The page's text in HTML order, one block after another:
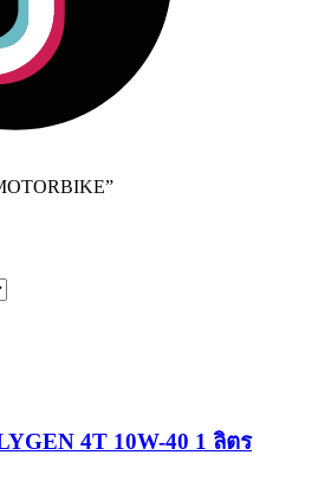
4T 10W-40 1 ลิตร